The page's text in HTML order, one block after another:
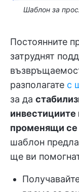
Шаблон за
Постоянните
затруднят
разполагате с
за да
инвестициите
променящи се
шаблон
ще ви